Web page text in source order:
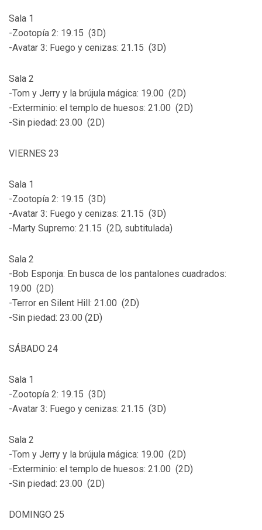
Sala 1
-Zootopía 2: 19.15 (3D)
-Avatar 3: Fuego y cenizas: 21.15 (3D)
Sala 2
-Tom y Jerry y la brújula mágica: 19.00 (2D)
-Exterminio: el templo de huesos: 21.00 (2D)
-Sin piedad: 23.00 (2D)
VIERNES 23
Sala 1
-Zootopía 2: 19.15 (3D)
-Avatar 3: Fuego y cenizas: 21.15 (3D)
-Marty Supremo: 21.15 (2D, subtitulada)
Sala 2
-Bob Esponja: En busca de los pantalones cuadrados:
19.00 (2D)
-Terror en Silent Hill: 21.00 (2D)
-Sin piedad: 23.00 (2D)
SÁBADO 24
Sala 1
-Zootopía 2: 19.15 (3D)
-Avatar 3: Fuego y cenizas: 21.15 (3D)
Sala 2
-Tom y Jerry y la brújula mágica: 19.00 (2D)
-Exterminio: el templo de huesos: 21.00 (2D)
-Sin piedad: 23.00 (2D)
DOMINGO 25